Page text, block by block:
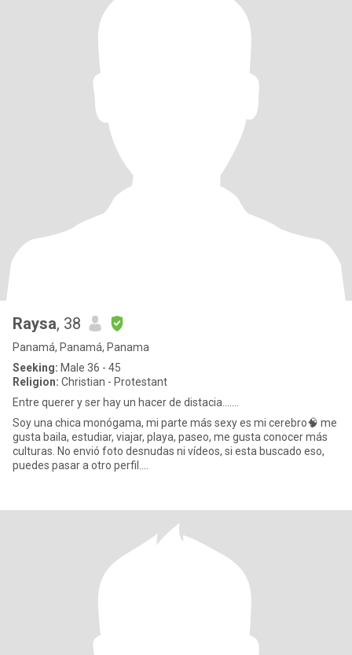
Raysa, 38
Panamá, Panamá, Panama
Seeking: Male 36 - 45
Religion: Christian - Protestant
Entre querer y ser hay un hacer de distacia.......
Soy una chica monógama, mi parte más sexy es mi cerebro🧠 me
gusta baila, estudiar, viajar, playa, paseo, me gusta conocer más
culturas. No envió foto desnudas ni vídeos, si esta buscado eso,
puedes pasar a otro perfil....